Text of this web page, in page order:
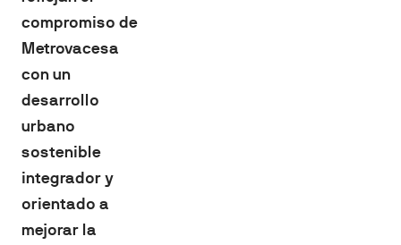
compromiso de
Metrovacesa
con un
desarrollo
urbano
sostenible
integrador y
orientado a
mejorar la